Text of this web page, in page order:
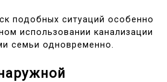
подобных ситуаций особенно
использовании канализации
семьи одновременно.